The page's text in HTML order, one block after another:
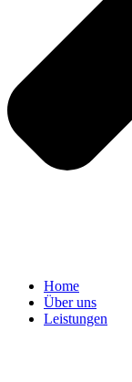
Home
Über uns
Leistungen